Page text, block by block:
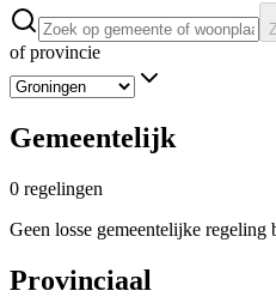
of provincie
Gemeentelijk
0 regelingen
Geen losse gemeentelijke regeling
Provinciaal